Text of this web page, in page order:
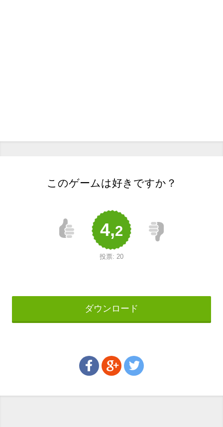
このゲームは好きですか？
4,2
投票: 20
ダウンロード